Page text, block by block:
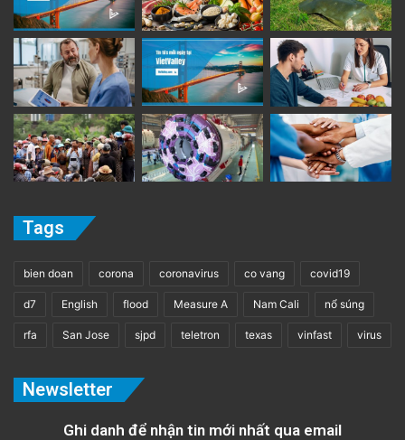
Tags
bien doan corona coronavirus co vang covid19
d7 English flood Measure A Nam Cali nổ súng
rfa San Jose sjpd teletron texas vinfast virus
Newsletter
Ghi danh để nhận tin mới nhất qua email